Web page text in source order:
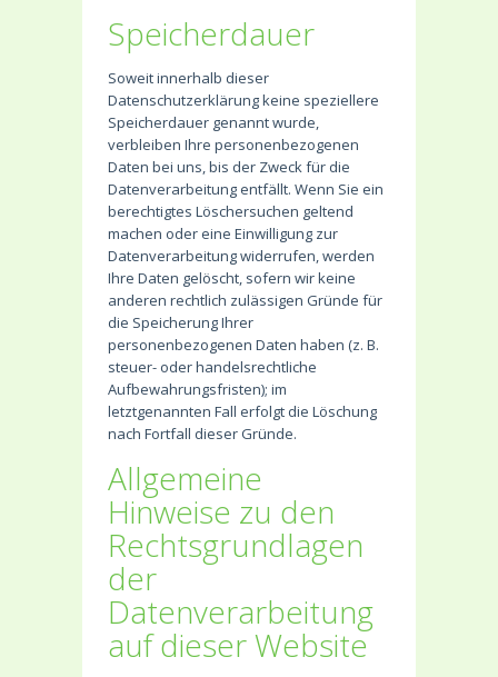
Speicherdauer
Soweit innerhalb dieser
Datenschutzerklärung keine speziellere
Speicherdauer genannt wurde,
verbleiben Ihre personenbezogenen
Daten bei uns, bis der Zweck für die
Datenverarbeitung entfällt. Wenn Sie ein
berechtigtes Löschersuchen geltend
machen oder eine Einwilligung zur
Datenverarbeitung widerrufen, werden
Ihre Daten gelöscht, sofern wir keine
anderen rechtlich zulässigen Gründe für
die Speicherung Ihrer
personenbezogenen Daten haben (z. B.
steuer- oder handelsrechtliche
Aufbewahrungsfristen); im
letztgenannten Fall erfolgt die Löschung
nach Fortfall dieser Gründe.
Allgemeine
Hinweise zu den
Rechtsgrundlagen
der
Datenverarbeitung
auf dieser Website